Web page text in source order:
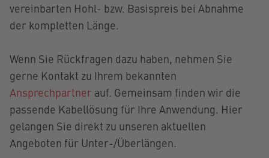
vereinbarten Hohl- bzw. Basispreis bei Abnahme
der kompletten Länge.
Wenn Sie Rückfragen dazu haben, nehmen Sie
gerne Kontakt zu Ihrem bekannten
Ansprechpartner auf. Gemeinsam finden wir die
passende Kabellösung für Ihre Anwendung. Hier
gelangen Sie direkt zu unseren aktuellen
Angeboten für Unter-/Überlängen.